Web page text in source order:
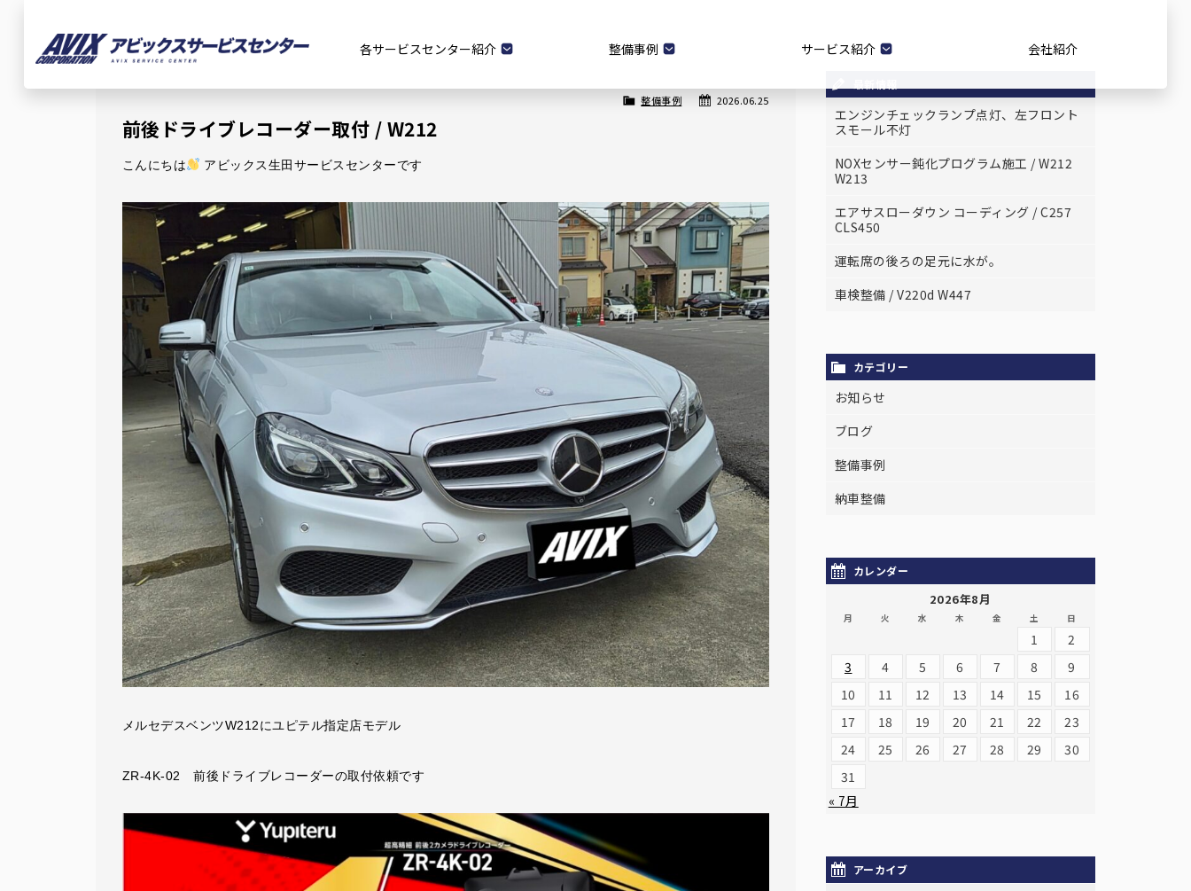
各サービスセンター紹介 整備事例 サービス紹介 会社紹介
記事詳細
Article
お知らせ 前後ドライブレコーダー取付 / W212
2026.06.25
整備事例
前後ドライブレコーダー取付 / W212
こんにちは アビックス生田サービスセンターです
メルセデスベンツW212にユピテル指定店モデル
ZR-4K-02 前後ドライブレコーダーの取付依頼です
エンジンチェックランプ点灯、左フロント
スモール不灯
NOXセンサー鈍化プログラム施工 / W212
W213
エアサスローダウン コーディング / C257
CLS450
運転席の後ろの足元に水が。
車検整備 / V220d W447
カテゴリー
お知らせ
ブログ
整備事例
納車整備
カレンダー
2026年8月
月 火 水 木 金 土 日
1
2
3
4 5 6 7 8
9
10
11 12 13 14 15
16
17
18 19 20 21 22
23
24
25 26 27 28 29
30
31
« 7月
アーカイブ